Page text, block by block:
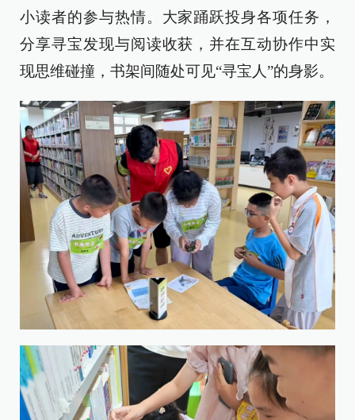
小读者的参与热情。大家踊跃投身各项任务，
分享寻宝发现与阅读收获，并在互动协作中实
现思维碰撞，书架间随处可见“寻宝人”的身影。